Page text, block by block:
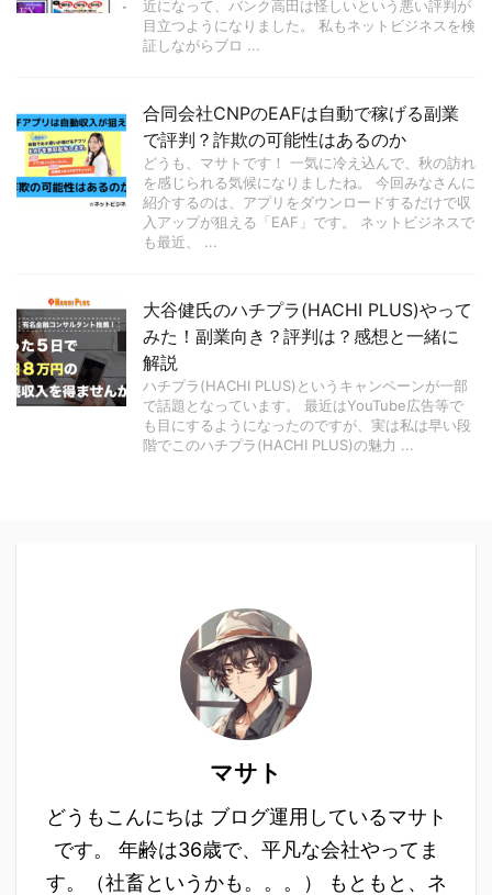
近になって、バンク高田は怪しいという悪い評判が
目立つようになりました。 私もネットビジネスを検
証しながらブロ ...
合同会社CNPのEAFは自動で稼げる副業
で評判？詐欺の可能性はあるのか
どうも、マサトです！ 一気に冷え込んで、秋の訪れ
を感じられる気候になりましたね。 今回みなさんに
紹介するのは、アプリをダウンロードするだけで収
入アップが狙える「EAF」です。 ネットビジネスで
も最近、 ...
大谷健氏のハチプラ(HACHI PLUS)やって
みた！副業向き？評判は？感想と一緒に
解説
ハチプラ(HACHI PLUS)というキャンペーンが一部
で話題となっています。 最近はYouTube広告等で
も目にするようになったのですが、実は私は早い段
階でこのハチプラ(HACHI PLUS)の魅力 ...
マサト
どうもこんにちは ブログ運用しているマサト
です。 年齢は36歳で、平凡な会社やってま
す。（社畜というかも。。。） もともと、ネ